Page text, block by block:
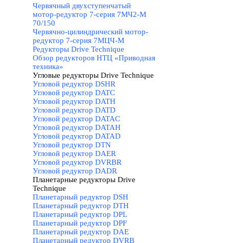
Червячный двухступенчатый
мотор-редуктор 7-серия 7МЧ2-М
70/150
Червячно-цилиндрический мотор-
редуктор 7-серия 7МЦЧ-М
Редукторы Drive Technique
Обзор редукторов НТЦ «Приводная
техника»
Угловые редукторы Drive Technique
Угловой редуктор DSHR
Угловой редуктор DATC
Угловой редуктор DATH
Угловой редуктор DATD
Угловой редуктор DATAC
Угловой редуктор DATAH
Угловой редуктор DATAD
Угловой редуктор DTN
Угловой редуктор DAER
Угловой редуктор DVRBR
Угловой редуктор DADR
Планетарные редукторы Drive
Technique
Планетарный редуктор DSH
Планетарный редуктор DTH
Планетарный редуктор DPL
Планетарный редуктор DPF
Планетарный редуктор DAE
Планетарный редуктор DVRB